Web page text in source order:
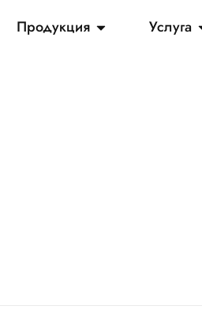
Продукция Услуга